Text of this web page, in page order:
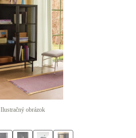
Ilustračný obrázok